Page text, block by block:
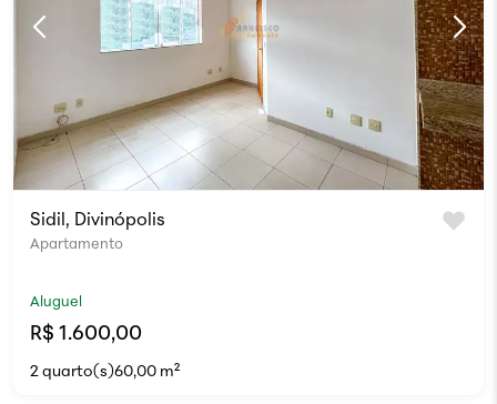
Sidil, Divinópolis
Apartamento
Aluguel
R$ 1.600,00
2 quarto(s)60,00 m²